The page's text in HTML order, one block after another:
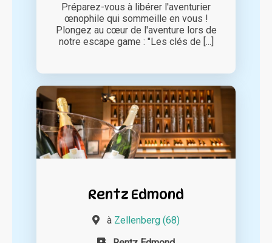
Préparez-vous à libérer l'aventurier
œnophile qui sommeille en vous !
Plongez au cœur de l'aventure lors de
notre escape game : "Les clés de [...]
Rentz Edmond
à Zellenberg (68)